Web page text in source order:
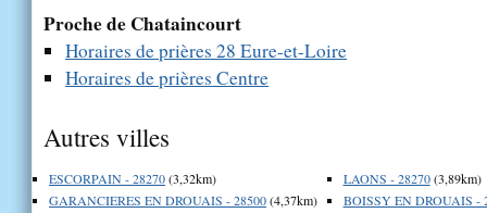
Proche de Chataincourt
Horaires de prières 28 Eure-et-Loire
Horaires de prières Centre
Autres villes
ESCORPAIN - 28270(3,32km)
GARANCIERES EN DROUAIS - 28500(4,37km)
LAONS - 28270(3,89km)
BOISSY EN DROUAIS -